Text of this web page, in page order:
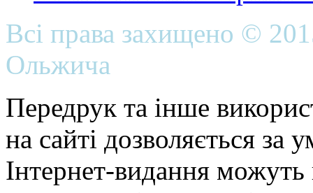
Всі права захищено ©
Ольжича
Передрук та інше
на сайті дозволяється
Інтернет-видання можуть